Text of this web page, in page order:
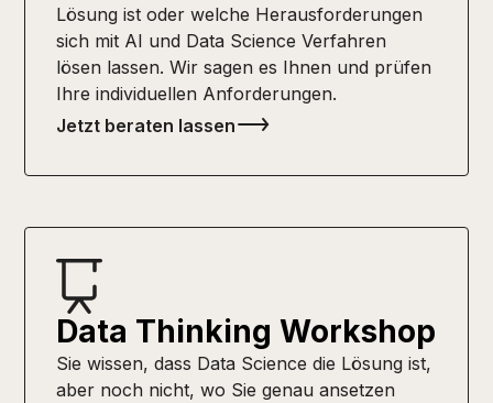
Lösung ist oder welche Herausforderungen
sich mit AI und Data Science Verfahren
lösen lassen. Wir sagen es Ihnen und prüfen
Ihre individuellen Anforderungen.
Jetzt beraten lassen
Data Thinking Workshop
Sie wissen, dass Data Science die Lösung ist,
aber noch nicht, wo Sie genau ansetzen